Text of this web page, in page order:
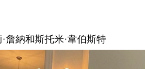
詹納和斯托米·韋伯斯特